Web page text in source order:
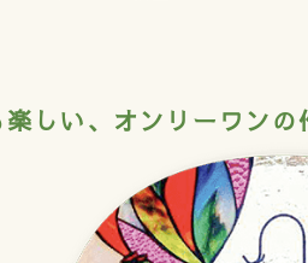
しい、オンリーワンの